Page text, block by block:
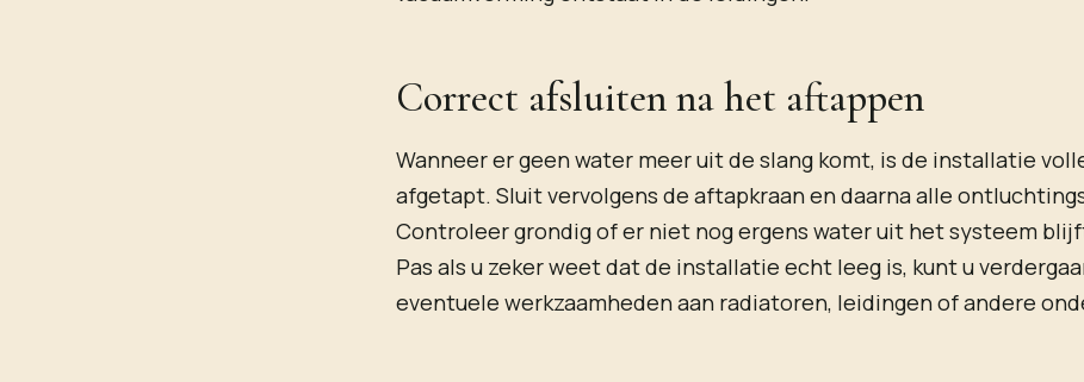
Correct afsluiten na het aftappen
Wanneer er geen water meer uit de slang komt, is de installatie
afgetapt. Sluit vervolgens de aftapkraan en daarna alle
Controleer grondig of er niet nog ergens water uit het systeem
Pas als u zeker weet dat de installatie echt leeg is, kunt u
eventuele werkzaamheden aan radiatoren, leidingen of andere